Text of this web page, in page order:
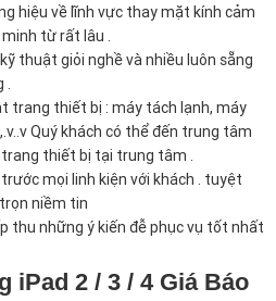
hiệu về lĩnh vực thay mặt kính cảm
từ rất lâu .
thuật giỏi nghề và nhiều luôn sẵng
.
trang thiết bị : máy tách lạnh, máy
Quý khách có thể đến trung tâm
thiết bị tại trung tâm .
mọi linh kiện với khách . tuyệt
niềm tin
thu những ý kiến đễ phục vụ tốt nhất
iPad 2 / 3 / 4 Giá Báo